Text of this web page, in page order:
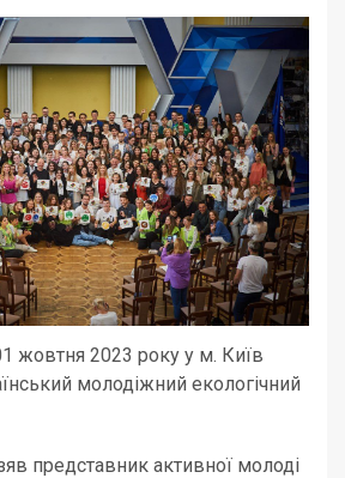
жовтня 2023 року у м. Київ
молодіжний екологічний
представник активної молоді